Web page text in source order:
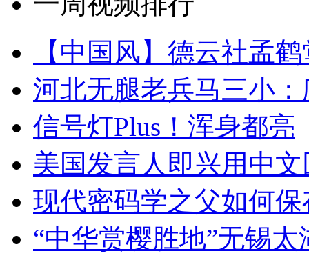
【中国风】德云社孟
河北无腿老兵马三小
信号灯Plus！浑身都亮
美国发言人即兴用中
现代密码学之父如何
“中华赏樱胜地”无锡